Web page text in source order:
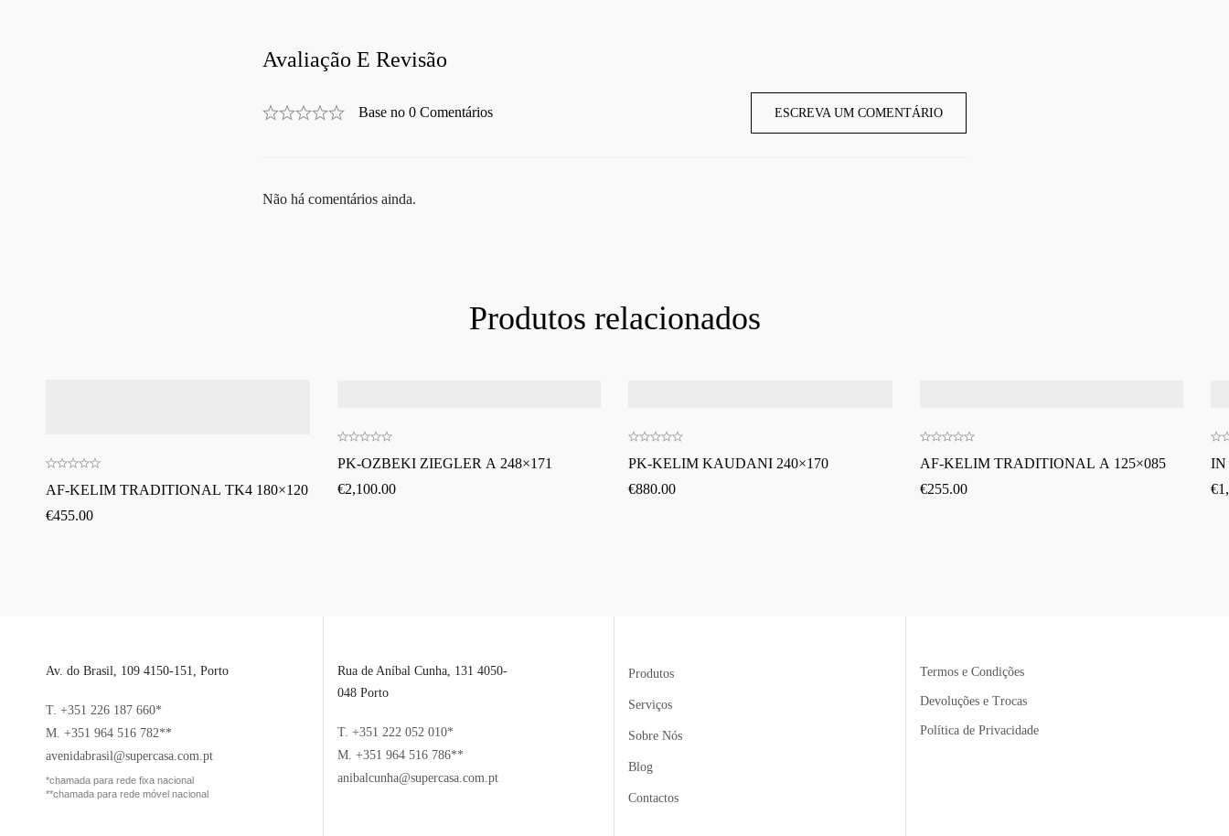
Avaliação E Revisão
Base no 0 Comentários ESCREVA UM COMENTÁRIO
Não há comentários ainda.
Produtos relacionados
AF-KELIM TRADITIONAL TK4 180×120
€455.00
PK-OZBEKI ZIEGLER A 248×171
€2,100.00
PK-KELIM KAUDANI 240×170
€880.00
AF-KELIM TRADITIONAL A 125×085
€255.00
IN
€
Av. do Brasil, 109 4150-151, Porto
T. +351 226 187 660*
M. +351 964 516 782**
avenidabrasil@supercasa.com.pt
*chamada para rede fixa nacional
**chamada para rede móvel nacional
Rua de Aníbal Cunha, 131 4050-
048 Porto
T. +351 222 052 010*
M. +351 964 516 786**
anibalcunha@supercasa.com.pt
Produtos
Serviços
Sobre Nós
Blog
Contactos
Termos e Condições
Devoluções e Trocas
Política de Privacidade